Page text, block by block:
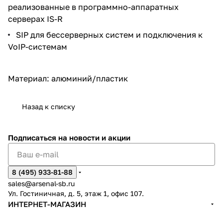
реализованные в программно-аппаратных
серверах IS-R
SIP для бессерверных систем и подключения к
VoIP-системам
Материал: алюминий/пластик
Назад к списку
Подписаться на новости и акции
8 (495) 933-81-88
sales@arsenal-sb.ru
Ул. Гостиничная, д. 5, этаж 1, офис 107.
ИНТЕРНЕТ-МАГАЗИН